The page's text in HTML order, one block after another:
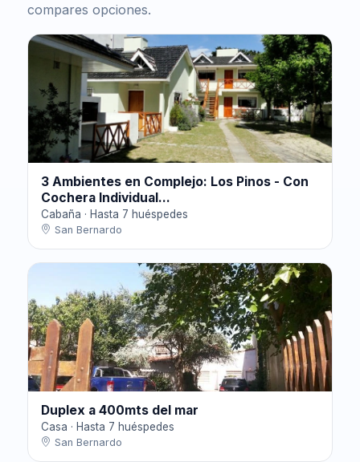
compares opciones.
3 Ambientes en Complejo: Los Pinos - Con
Cochera Individual...
Cabaña · Hasta 7 huéspedes
San Bernardo
Duplex a 400mts del mar
Casa · Hasta 7 huéspedes
San Bernardo